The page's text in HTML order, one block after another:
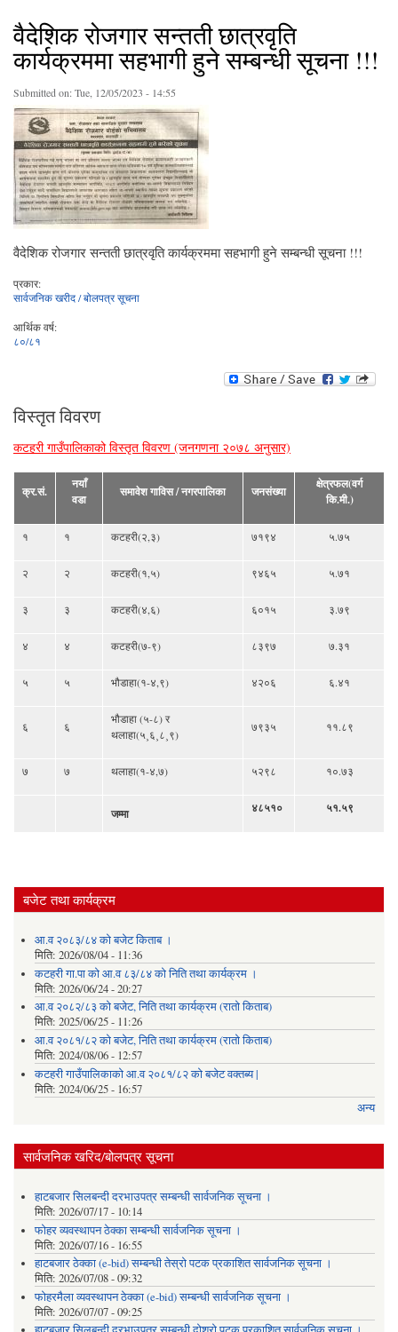
वैदेशिक रोजगार सन्तती छात्रवृति
कार्यक्रममा सहभागी हुने सम्बन्धी सूचना !!!
Submitted on:Tue, 12/05/2023 - 14:55
वैदेशिक रोजगार सन्तती छात्रवृति कार्यक्रममा सहभागी हुने सम्बन्धी सूचना !!!
प्रकार:
सार्वजनिक खरीद / बोलपत्र सूचना
आर्थिक वर्ष:
८०/८१
विस्तृत विवरण
कटहरी गाउँपालिकाको विस्तृत विवरण (जनगणना २०७८ अनुसार)
क्र.सं.
नयाँ
वडा
समावेश गाविस / नगरपालिका जनसंख्या
क्षेत्रफल(वर्ग
कि.मी.)
१ १ कटहरी(२,३) ७१९४ ५.७५
२ २ कटहरी(१,५) ९४६५ ५.७१
३ ३ कटहरी(४,६) ६०१५ ३.७९
४ ४ कटहरी(७-९) ८३९७ ७.३१
५ ५ भौडाहा(१-४,९) ४२०६ ६.४१
६ ६
भौडाहा (५-८) र
थलाहा(५¸६¸८¸९)
७९३५ ११.८९
७ ७ थलाहा(१-४,७) ५२९८ १०.७३
जम्मा ४८५१० ५१.५९
बजेट तथा कार्यक्रम
आ.व २०८३/८४ को बजेट किताब ।
मिति: 2026/08/04 - 11:36
कटहरी गा.पा को आ.व ८३/८४ को निति तथा कार्यक्रम ।
मिति: 2026/06/24 - 20:27
आ.व २०८२/८३ को बजेट, निति तथा कार्यक्रम (रातो किताब)
मिति: 2025/06/25 - 11:26
आ.व २०८१/८२ को बजेट, निति तथा कार्यक्रम (रातो किताब)
मिति: 2024/08/06 - 12:57
कटहरी गाउँपालिकाको आ.व २०८१/८२ को बजेट वक्तब्य |
मिति: 2024/06/25 - 16:57
अन्य
सार्वजनिक खरिद/बोलपत्र सूचना
हाटबजार सिलबन्दी दरभाउपत्र सम्बन्धी सार्वजनिक सूचना ।
मिति: 2026/07/17 - 10:14
फोहर व्यवस्थापन ठेक्का सम्बन्धी सार्वजनिक सूचना ।
मिति: 2026/07/16 - 16:55
हाटबजार ठेक्का (e-bid) सम्बन्धी तेस्रो पटक प्रकाशित सार्वजनिक सूचना ।
मिति: 2026/07/08 - 09:32
फोहरमैला व्यवस्थापन ठेक्का (e-bid) सम्बन्धी सार्वजनिक सूचना ।
मिति: 2026/07/07 - 09:25